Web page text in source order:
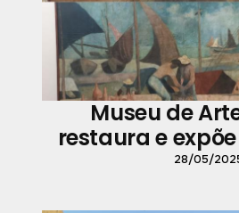
Museu de
restaura e
Peso
28/05/